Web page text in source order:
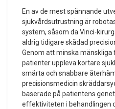
En av de mest spännande
sjukvårdsutrustning är
system, såsom da Vinci-
aldrig tidigare skådad
Genom att minska mänskliga
patienter uppleva kortare
smärta och snabbare
precisionsmedicin
baserade på patientens
effektiviteten i behandlingen